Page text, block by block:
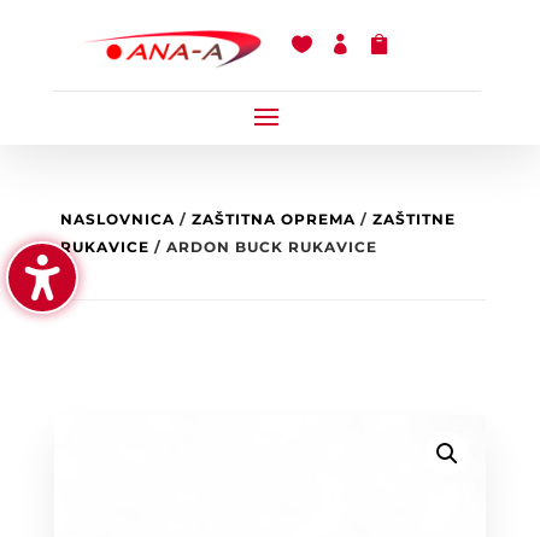
  
NASLOVNICA/ ZAŠTITNA OPREMA/ ZAŠTITNE
RUKAVICE / ARDON BUCK RUKAVICE